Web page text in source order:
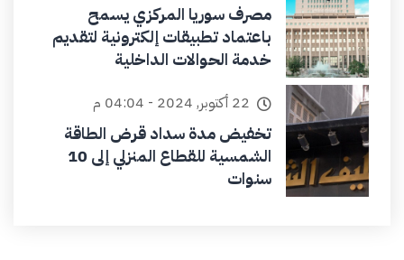
مصرف سوريا المركزي يسمح
باعتماد تطبيقات إلكترونية لتقديم
خدمة الحوالات الداخلية
22 أكتوبر, 2024 - 04:04 م
تخفيض مدة سداد قرض الطاقة
الشمسية للقطاع المنزلي إلى 10
سنوات